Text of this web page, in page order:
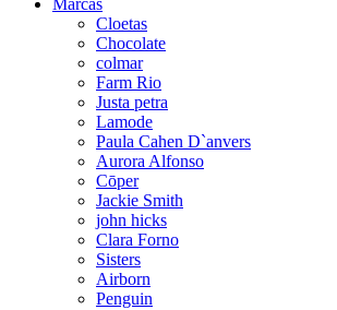
Marcas
Cloetas
Chocolate
colmar
Farm Rio
Justa petra
Lamode
Paula Cahen D`anvers
Aurora Alfonso
Cōper
Jackie Smith
john hicks
Clara Forno
Sisters
Airborn
Penguin